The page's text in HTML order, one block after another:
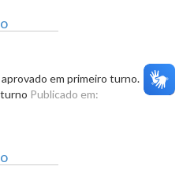
em primeiro turno.
Publicado em: